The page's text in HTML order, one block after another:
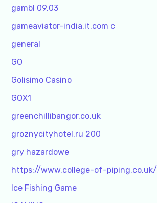
gambl 09.03
gameaviator-india.it.com c
general
GO
Golisimo Casino
GOX1
greenchillibangor.co.uk
groznycityhotel.ru 200
gry hazardowe
https://www.college-of-piping.co.uk/
Ice Fishing Game